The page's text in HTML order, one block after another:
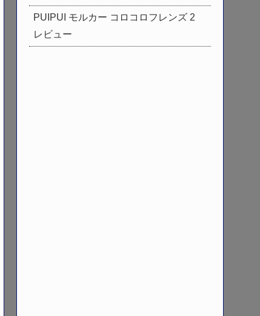
PUIPUI モルカー コロコロフレンズ 2
レビュー